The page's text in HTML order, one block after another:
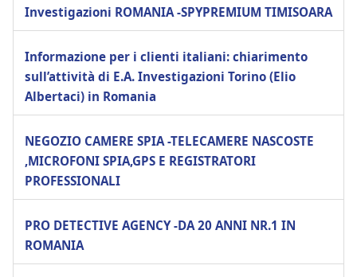
Investigazioni ROMANIA -SPYPREMIUM TIMISOARA
Informazione per i clienti italiani: chiarimento
sull’attività di E.A. Investigazioni Torino (Elio
Albertaci) in Romania
NEGOZIO CAMERE SPIA -TELECAMERE NASCOSTE
,MICROFONI SPIA,GPS E REGISTRATORI
PROFESSIONALI
PRO DETECTIVE AGENCY -DA 20 ANNI NR.1 IN
ROMANIA